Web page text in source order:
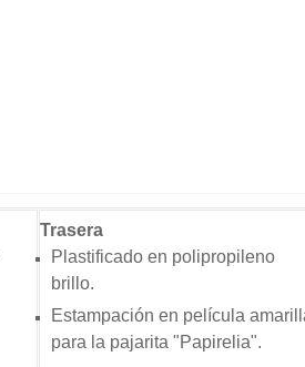
Trasera
Plastificado en polipropileno
brillo.
Estampación en película
para la pajarita "Papirelia".